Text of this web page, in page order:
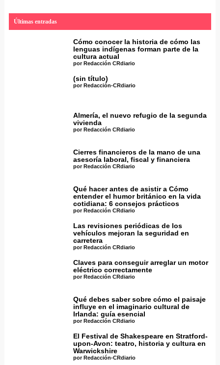
Últimas entradas
Cómo conocer la historia de cómo las
lenguas indígenas forman parte de la
cultura actual
por Redacción CRdiario
(sin título)
por Redacción-CRdiario
Almería, el nuevo refugio de la segunda
vivienda
por Redacción CRdiario
Cierres financieros de la mano de una
asesoría laboral, fiscal y financiera
por Redacción CRdiario
Qué hacer antes de asistir a Cómo
entender el humor británico en la vida
cotidiana: 6 consejos prácticos
por Redacción CRdiario
Las revisiones periódicas de los
vehículos mejoran la seguridad en
carretera
por Redacción CRdiario
Claves para conseguir arreglar un motor
eléctrico correctamente
por Redacción CRdiario
Qué debes saber sobre cómo el paisaje
influye en el imaginario cultural de
Irlanda: guía esencial
por Redacción CRdiario
El Festival de Shakespeare en Stratford-
upon-Avon: teatro, historia y cultura en
Warwickshire
por Redacción-CRdiario